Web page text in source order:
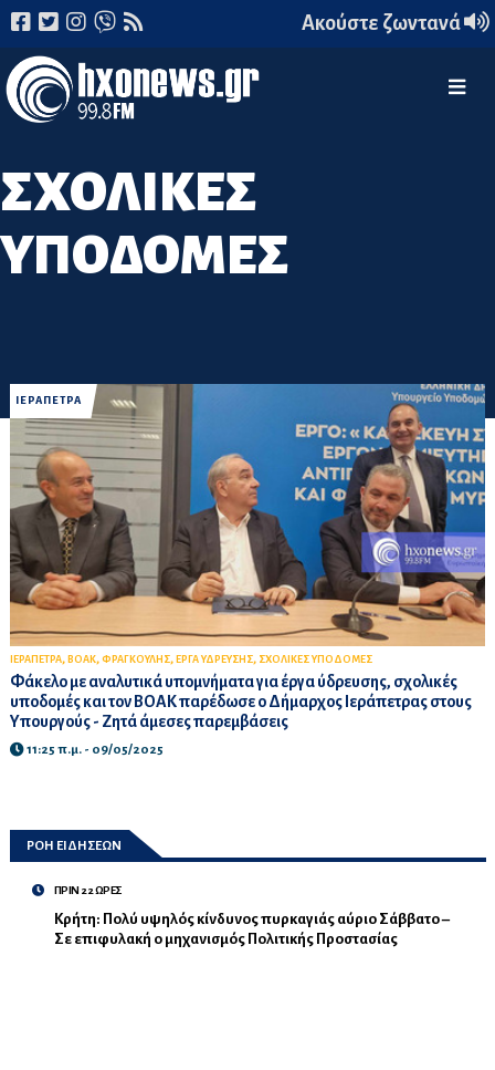
Ακούστε ζωντανά
ΣΧΟΛΙΚΕΣ
ΥΠΟΔΟΜΕΣ
ΙΕΡΑΠΕΤΡΑ
ΙΕΡΑΠΕΤΡΑ, ΒΟΑΚ, ΦΡΑΓΚΟΥΛΗΣ, ΕΡΓΑ ΥΔΡΕΥΣΗΣ, ΣΧΟΛΙΚΕΣ ΥΠΟΔΟΜΕΣ
Φάκελο με αναλυτικά υπομνήματα για έργα ύδρευσης, σχολικές
υποδομές και τον ΒΟΑΚ παρέδωσε ο Δήμαρχος Ιεράπετρας στους
Υπουργούς - Ζητά άμεσες παρεμβάσεις
11:25 π.μ. - 09/05/2025
ΡΟΗ ΕΙΔΗΣΕΩΝ
ΠΡΙΝ 22 ΩΡΕΣ
Κρήτη: Πολύ υψηλός κίνδυνος πυρκαγιάς αύριο Σάββατο –
Σε επιφυλακή ο μηχανισμός Πολιτικής Προστασίας